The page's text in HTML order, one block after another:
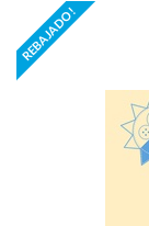
REBAJADO!